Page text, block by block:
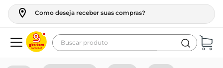
Como deseja receber suas compras?
Buscar produto